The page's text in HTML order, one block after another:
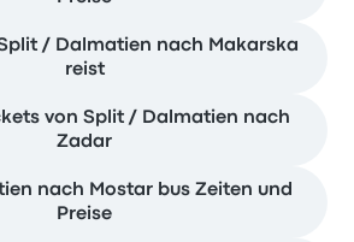
/ Dalmatien nach Makarska
reist
von Split / Dalmatien nach
Zadar
nach Mostar bus Zeiten und
Preise